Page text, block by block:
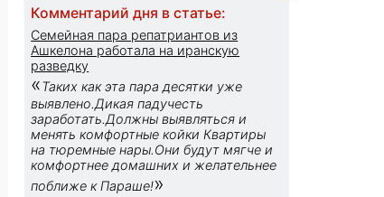
Комментарий дня в статье:
Семейная пара репатриантов из
Ашкелона работала на иранскую
разведку
«Таких как эта пара десятки уже
выявлено.Дикая падучесть
заработать.Должны выявляться и
менять комфортные койки Квартиры
на тюремные нары.Они будут мягче и
комфортнее домашних и желательнее
поближе к Параше!»